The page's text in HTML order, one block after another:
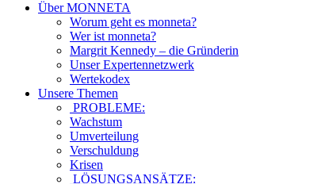
Über MONNETA
Worum geht es monneta?
Wer ist monneta?
Margrit Kennedy – die Gründerin
Unser Expertennetzwerk
Wertekodex
Unsere Themen
PROBLEME:
Wachstum
Umverteilung
Verschuldung
Krisen
LÖSUNGSANSÄTZE: